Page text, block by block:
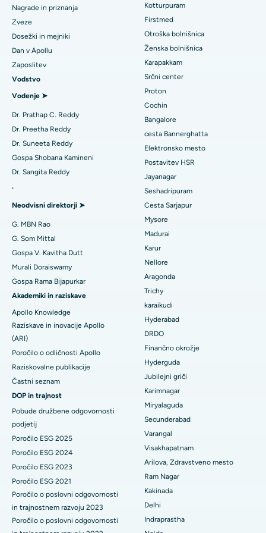
Poiščite dermatologa
Poiščite urologa
Poiščite diabetologa
Poiščite ginekologa
Poiščite splošnega zdravnika
Poiščite psihologa
Poiščite splošnega kirurga
Najboljša bolnišnica v Kotturpuramu v Chennaiju
Najboljša bolnišnica na cesti Kovai, Karur
Najboljša bolnišnica v Karapakkamu v Chennaiju
Najboljša bolnišnica v Arilovi, Vizag
Najboljša bolnišnica na cesti Kanpur v Lucknowu
Najboljša bolnišnica v sektorju 26 v Noidi
Najboljša bolnišnica v Gandhinagarju v Ahmedabadu
Najboljša bolnišnica v Aragondi, Andhra Pradesh
Najboljša bolnišnica na cesti Bannerghatta v Bangaloreju
Najboljša bolnišnica v enoti 15 v Bhubaneswarju
Najboljša bolnišnica na cesti Seepat v Bilaspurju
Najboljša bolnišnica v Ellisbridgeu v Ahmedabadu
Najboljša bolnišnica v New Delhiju
Najboljša bolnišnica v DRDO, Hyderabad
Najboljša bolnišnica na cesti GS v Guwahatiju
Najboljša bolnišnica v Hydergudi, Hyderabad
Najboljša bolnišnica v Vijay Nagarju v Indoreju
Najboljša bolnišnica na glavni cesti Suryaraopeta v Kakinadi
Najboljša bolnišnica na Canal Circular Road v Kolkati
Najboljša bolnišnica v poslovnem središču Belapurja v Navi
Mumbaiju
Najboljša bolnišnica v Panchavatiju, Nashik
Najboljša bolnišnica v Secunderabadu, Hyderabad
Liposukcija
Koronarni angiogram
Zamenjava aortalnega ventila transkatetra
Popravilo ventila MitraClip
Minimalno invazivna srčna kirurgija
Ablacija katetra
Zamenjava obrnjenih ramen
Embolizacija maternične arterije
Kirurgija raka dojk
Brahiterapija
Kolonoskopija
Polipektomija
Deep Brain Stimulation
Biopsija ledvic
Paratiroidektomija
Keramična totalna zamenjava kolena
ERCP
Nagrade in priznanja
Zveze
Dosežki in mejniki
Dan v Apollu
Zaposlitev
Vodstvo
Vodenje ➤
Dr. Prathap C. Reddy
Dr. Preetha Reddy
Dr. Suneeta Reddy
Gospa Shobana Kamineni
Dr. Sangita Reddy
.
Neodvisni direktorji ➤
G. MBN Rao
G. Som Mittal
Gospa V. Kavitha Dutt
Murali Doraiswamy
Gospa Rama Bijapurkar
Akademiki in raziskave
Apollo Knowledge
Raziskave in inovacije Apollo
(ARI)
Poročilo o odličnosti Apollo
Raziskovalne publikacije
Častni seznam
DOP in trajnost
Pobude družbene odgovornosti
podjetij
Poročilo ESG 2025
Poročilo ESG 2024
Poročilo ESG 2023
Poročilo ESG 2021
Poročilo o poslovni odgovornosti
in trajnostnem razvoju 2023
Poročilo o poslovni odgovornosti
Kotturpuram
Firstmed
Otroška bolnišnica
Ženska bolnišnica
Karapakkam
Srčni center
Proton
Cochin
Bangalore
cesta Bannerghatta
Elektronsko mesto
Postavitev HSR
Jayanagar
Seshadripuram
Cesta Sarjapur
Mysore
Madurai
Karur
Nellore
Aragonda
Trichy
karaikudi
Hyderabad
DRDO
Finančno okrožje
Hyderguda
Jubilejni griči
Karimnagar
Miryalaguda
Secunderabad
Varangal
Visakhapatnam
Arilova, Zdravstveno mesto
Ram Nagar
Kakinada
Delhi
Indraprastha